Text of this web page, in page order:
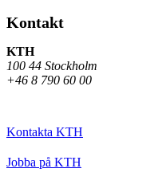
Kontakt
KTH
100 44 Stockholm
+46 8 790 60 00
Kontakta KTH
Jobba på KTH